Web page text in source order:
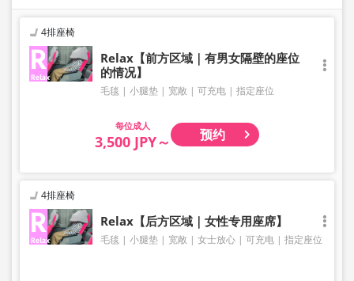
4排座椅
Relax【前方区域｜有男女隔壁的座位
的情况】
毛毯 小腿垫 宽敞 可充电 指定座位
成人
3,500 JPY～ 预约
4排座椅
Relax【后方区域｜女性专用座席】
毛毯 小腿垫 宽敞 女士放心 可充电 指定座位